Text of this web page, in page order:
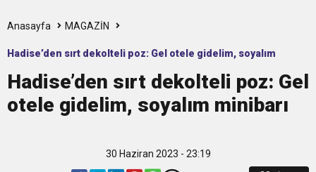
BİREYLER İÇİN ÇOK YARARLIDIR”
17:58 “DEPREM SONRASI TRAVMALI OLGULARA
16:48 Çocuklarda Gece İdrar Kaçırma Tedavi
Edilebilmektedir.
12:37 BÜYÜKŞEHİR, VERGİ HAFTASI DOLAYISIYLA
BİN 100 PERSONELE BİSİKLET DAĞITTI
Anasayfa MAGAZİN
Hadise’den sırt dekolteli poz: Gel otele gidelim, soyalım
minibarı
Hadise’den sırt dekolteli poz: Gel
otele gidelim, soyalım minibarı
30 Haziran 2023 - 23:19